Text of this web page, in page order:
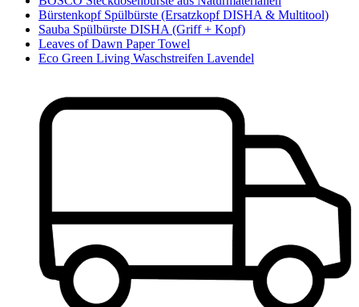
Bürstenkopf Spülbürste (Ersatzkopf DISHA & Multitool)
Sauba Spülbürste DISHA (Griff + Kopf)
Leaves of Dawn Paper Towel
Eco Green Living Waschstreifen Lavendel